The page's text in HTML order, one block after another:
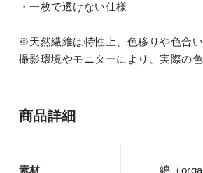
・一枚で透けない仕様
※天然繊維は特性上、色移りや色合
撮影環境やモニターにより、実際の
商品詳細
素材 綿（